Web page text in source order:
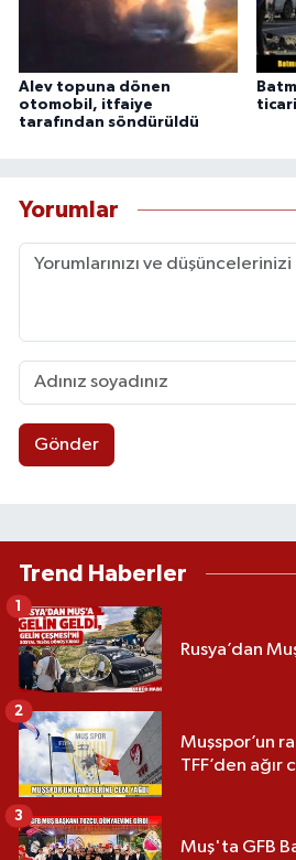
Alev topuna dönen
otomobil, itfaiye
tarafından söndürüldü
ticari
Yorumlar
Gönder
Trend Haberler
Rusya’dan
1
Muşspor’un
TFF’den ağır
2
Muş'ta GFB
3